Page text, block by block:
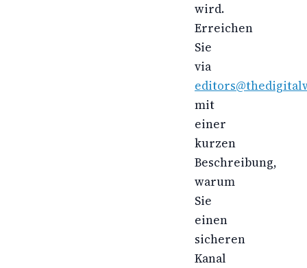
wird.
Erreichen
Sie
via
mit
einer
kurzen
Beschreibung,
warum
Sie
einen
sicheren
Kanal